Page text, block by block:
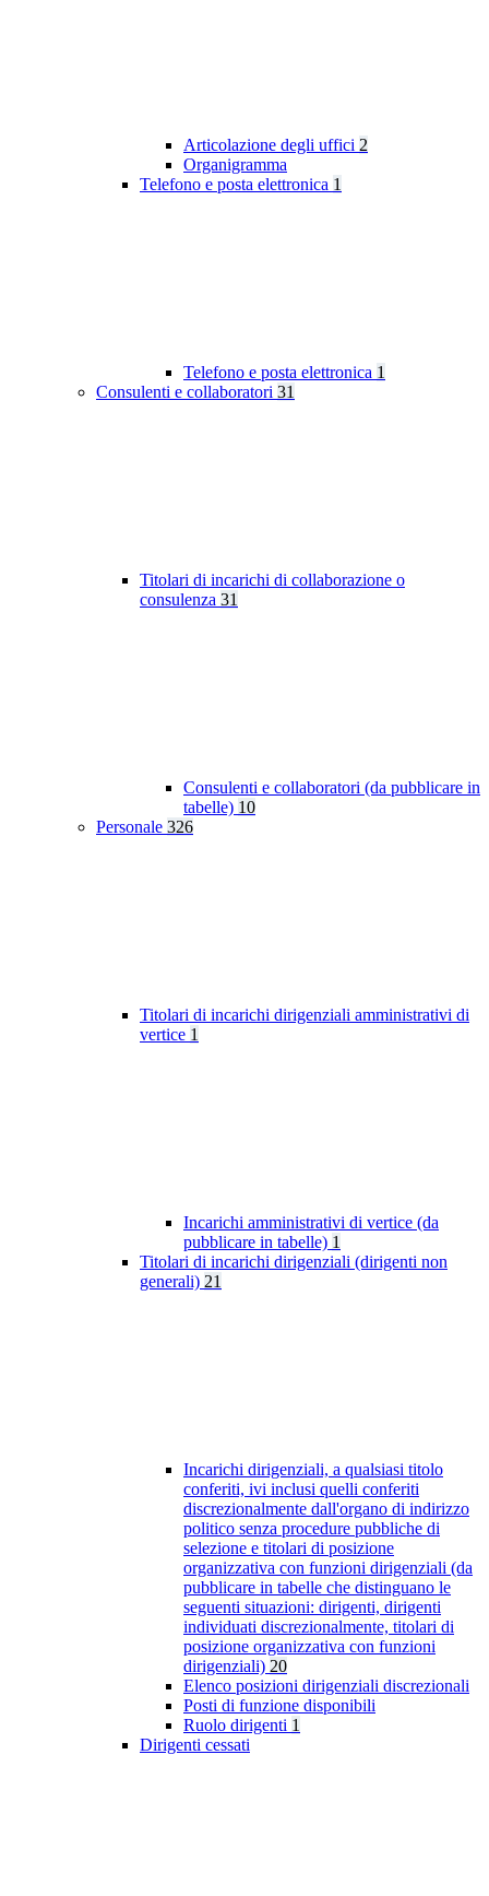
Articolazione degli uffici 2
Organigramma
Telefono e posta elettronica 1
Telefono e posta elettronica 1
Consulenti e collaboratori 31
Titolari di incarichi di collaborazione o
consulenza 31
Consulenti e collaboratori (da pubblicare in
tabelle) 10
Personale 326
Titolari di incarichi dirigenziali amministrativi di
vertice 1
Incarichi amministrativi di vertice (da
pubblicare in tabelle) 1
Titolari di incarichi dirigenziali (dirigenti non
generali) 21
Incarichi dirigenziali, a qualsiasi titolo
conferiti, ivi inclusi quelli conferiti
discrezionalmente dall'organo di indirizzo
politico senza procedure pubbliche di
selezione e titolari di posizione
organizzativa con funzioni dirigenziali (da
pubblicare in tabelle che distinguano le
seguenti situazioni: dirigenti, dirigenti
individuati discrezionalmente, titolari di
posizione organizzativa con funzioni
dirigenziali) 20
Elenco posizioni dirigenziali discrezionali
Posti di funzione disponibili
Ruolo dirigenti 1
Dirigenti cessati